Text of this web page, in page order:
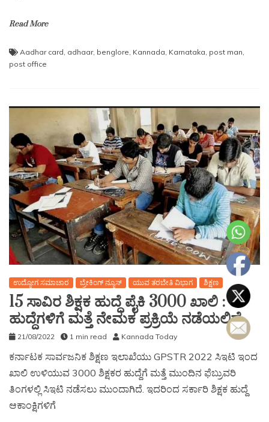
Read More
Aadhar card adhaar, benglore Kannada Karnataka post man
post office
ಉದ್ಯೋಗ ಸಮಾಚಾರ ಬ್ರೇಕಿಂಗ್ ನ್ಯೂಸ್ ಯುವ ತರಬೇತಿ ವಿಭಾಗ ಶಿಕ್ಷಣ
15 ಸಾವಿರ ಶಿಕ್ಷಕ ಹುದ್ದೆ ಪೈಕಿ 3000 ಖಾಲಿ : ಈ
ಹುದ್ದೆಗಳಿಗೆ ಮತ್ತೆ ನೇಮಕ ಪ್ರಕ್ರಿಯೆ ನಡೆಯಲಿದೆ.
21/08/2022 1 min read Kannada Today
ಕರ್ನಾಟಕ ಸಾರ್ವಜನಿಕ ಶಿಕ್ಷಣ ಇಲಾಖೆಯು GPSTR 2022 ಸಿಇಟಿ ಇಂದ
ಖಾಲಿ ಉಳಿಯುವ 3000 ಶಿಕ್ಷಕರ ಹುದ್ದೆಗೆ ಮತ್ತೆ ಮುಂದಿನ ಫೆಬ್ರುವರಿ
ತಿಂಗಳಲ್ಲಿ ಸಿಇಟಿ ನಡೆಸಲು ಮುಂದಾಗಿದೆ. ಇದರಿಂದ ಸರ್ಕಾರಿ ಶಿಕ್ಷಕ ಹುದ್ದೆ
ಆಕಾಂಕ್ಷಿಗಳಿಗೆ